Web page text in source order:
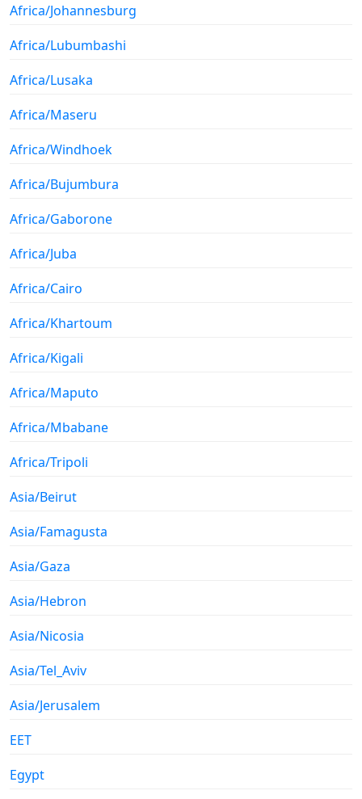
Africa/Johannesburg
Africa/Lubumbashi
Africa/Lusaka
Africa/Maseru
Africa/Windhoek
Africa/Bujumbura
Africa/Gaborone
Africa/Juba
Africa/Cairo
Africa/Khartoum
Africa/Kigali
Africa/Maputo
Africa/Mbabane
Africa/Tripoli
Asia/Beirut
Asia/Famagusta
Asia/Gaza
Asia/Hebron
Asia/Nicosia
Asia/Tel_Aviv
Asia/Jerusalem
EET
Egypt